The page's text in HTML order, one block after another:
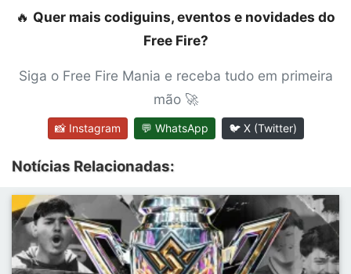
🔥 Quer mais codiguins, eventos e novidades do
Free Fire?
Siga o Free Fire Mania e receba tudo em primeira
mão 🚀
📸 Instagram 💬 WhatsApp 🐦 X (Twitter)
Notícias Relacionadas: